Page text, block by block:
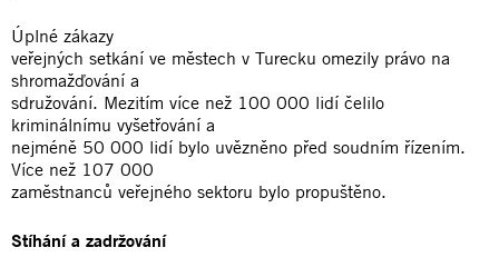
Úplné zákazy
veřejných setkání ve městech v Turecku omezily právo na
shromažďování a
sdružování. Mezitím více než 100 000 lidí čelilo
kriminálnímu vyšetřování a
nejméně 50 000 lidí bylo uvězněno před soudním řízením.
Více než 107 000
zaměstnanců veřejného sektoru bylo propuštěno.
Stíhání a zadržování